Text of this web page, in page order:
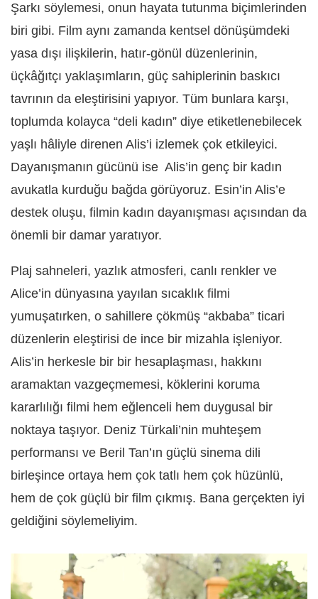
Şarkı söylemesi, onun hayata tutunma biçimlerinden
biri gibi. Film aynı zamanda kentsel dönüşümdeki
yasa dışı ilişkilerin, hatır-gönül düzenlerinin,
üçkâğıtçı yaklaşımların, güç sahiplerinin baskıcı
tavrının da eleştirisini yapıyor. Tüm bunlara karşı,
toplumda kolayca “deli kadın” diye etiketlenebilecek
yaşlı hâliyle direnen Alis’i izlemek çok etkileyici.
Dayanışmanın gücünü ise Alis’in genç bir kadın
avukatla kurduğu bağda görüyoruz. Esin’in Alis’e
destek oluşu, filmin kadın dayanışması açısından da
önemli bir damar yaratıyor.
Plaj sahneleri, yazlık atmosferi, canlı renkler ve
Alice’in dünyasına yayılan sıcaklık filmi
yumuşatırken, o sahillere çökmüş “akbaba” ticari
düzenlerin eleştirisi de ince bir mizahla işleniyor.
Alis’in herkesle bir bir hesaplaşması, hakkını
aramaktan vazgeçmemesi, köklerini koruma
kararlılığı filmi hem eğlenceli hem duygusal bir
noktaya taşıyor. Deniz Türkali’nin muhteşem
performansı ve Beril Tan’ın güçlü sinema dili
birleşince ortaya hem çok tatlı hem çok hüzünlü,
hem de çok güçlü bir film çıkmış. Bana gerçekten iyi
geldiğini söylemeliyim.